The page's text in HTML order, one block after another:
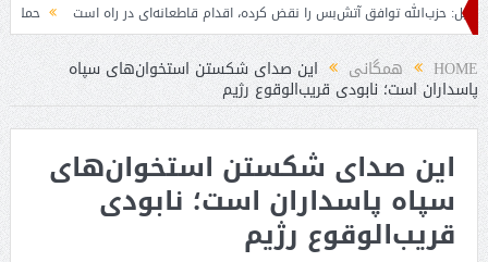
حزب‌الله توافق آتش‌بس را نقض کرده، اقدام قاطعانه‌ای در راه است حمله دوباره
HOME همگانی این صدای شکستن استخوان‌های سپاه
پاسداران است؛ نابودی قریب‌الوقوع رژیم
این صدای شکستن استخوان‌های
سپاه پاسداران است؛ نابودی
قریب‌الوقوع رژیم